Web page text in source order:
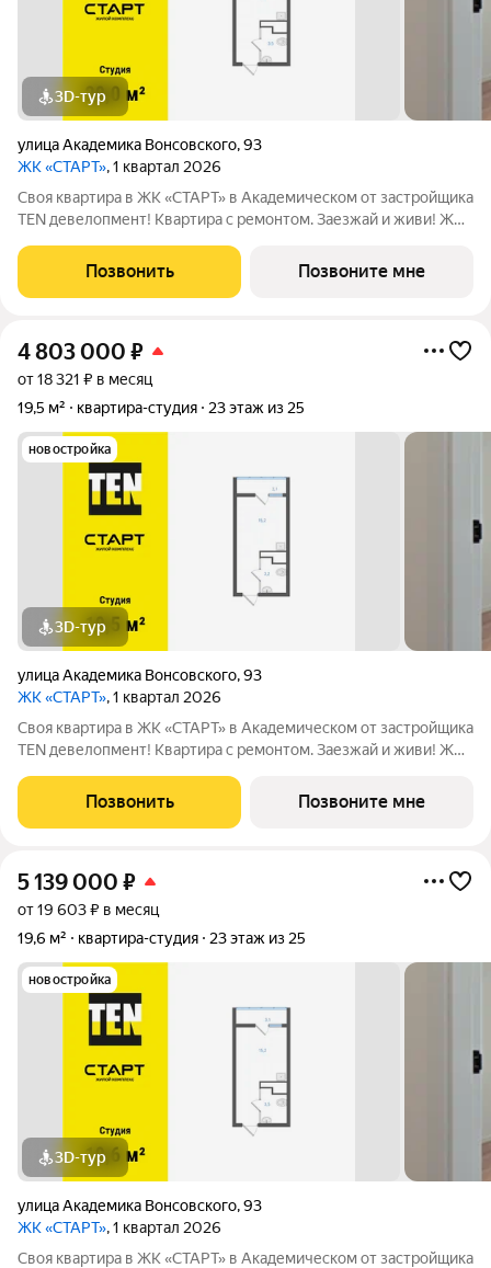
3D-тур
улица Академика Вонсовского,93
ЖК «СТАРТ», 1 квартал 2026
Своя квартира в ЖК «СТАРТ» в Академическом от застройщика
TEN девелопмент! Квартира с ремонтом. Заезжай и живи! ЖК
района в границах улиц Вильгельма де Геннина - Краснолесья -
Очеретина -
Позвонить Позвоните мне
4 803 000 ₽
от 18 321 ₽ в месяц
19,5 м²
квартира-студия 23 этаж из 25
новостройка
3D-тур
улица Академика Вонсовского,93
ЖК «СТАРТ», 1 квартал 2026
Своя квартира в ЖК «СТАРТ» в Академическом от застройщика
TEN девелопмент! Квартира с ремонтом. Заезжай и живи! ЖК
района в границах улиц Вильгельма де Геннина - Краснолесья -
Очеретина -
Позвонить Позвоните мне
5 139 000 ₽
от 19 603 ₽ в месяц
19,6 м²
квартира-студия 23 этаж из 25
новостройка
3D-тур
улица Академика Вонсовского,93
ЖК «СТАРТ», 1 квартал 2026
Своя квартира в ЖК «СТАРТ» в Академическом от застройщика